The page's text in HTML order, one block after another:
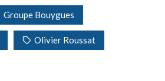
Groupe Bouygues
Olivier Roussat